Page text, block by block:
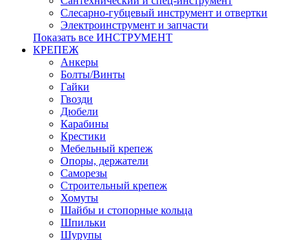
Слесарно-губцевый инструмент и отвертки
Электроинструмент и запчасти
Показать все ИНСТРУМЕНТ
КРЕПЕЖ
Анкеры
Болты/Винты
Гайки
Гвозди
Дюбели
Карабины
Крестики
Мебельный крепеж
Опоры, держатели
Саморезы
Строительный крепеж
Хомуты
Шайбы и стопорные кольца
Шпильки
Шурупы